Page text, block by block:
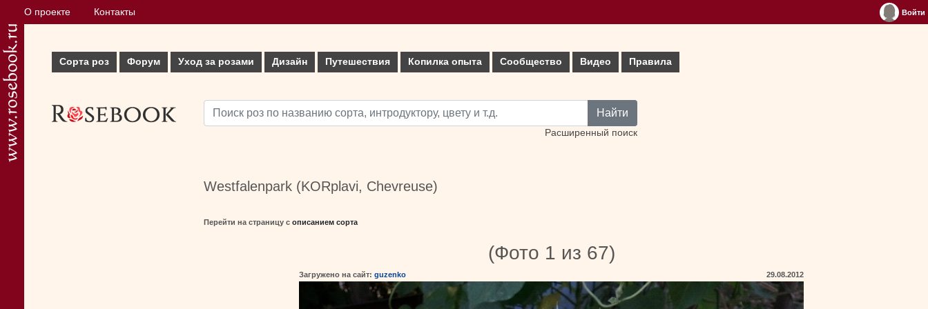
О проекте Контакты Войти
Сорта роз Форум Уход за розами Дизайн Путешествия Копилка опыта Сообщество Видео Правила
Найти
Расширенный поиск
Westfalenpark (KORplavi, Chevreuse)
Перейти на страницу с описанием сорта
(Фото 1 из 67)
Загружено на сайт: guzenko 29.08.2012